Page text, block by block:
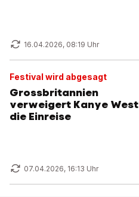
16.04.2026, 08:19 Uhr
Festival wird abgesagt
Grossbritannien
verweigert Kanye West
die Einreise
07.04.2026, 16:13 Uhr